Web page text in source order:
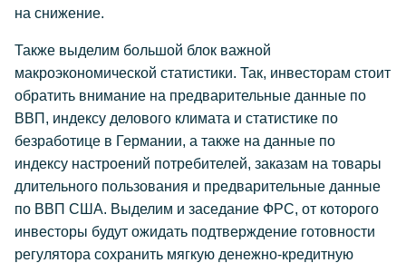
на снижение.
Также выделим большой блок важной
макроэкономической статистики. Так, инвесторам стоит
обратить внимание на предварительные данные по
ВВП, индексу делового климата и статистике по
безработице в Германии, а также на данные по
индексу настроений потребителей, заказам на товары
длительного пользования и предварительные данные
по ВВП США. Выделим и заседание ФРС, от которого
инвесторы будут ожидать подтверждение готовности
регулятора сохранить мягкую денежно-кредитную